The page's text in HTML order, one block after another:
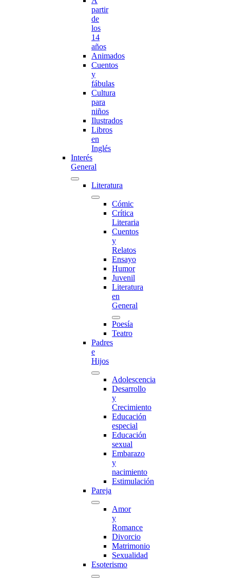
partir
de
los
14
años
Animados
Cuentos
y
fábulas
Cultura
para
niños
Ilustrados
Libros
en
Inglés
Interés
General
Literatura
Cómic
Crítica
Literaria
Cuentos
y
Relatos
Ensayo
Humor
Juvenil
Literatura
en
General
Poesía
Teatro
Padres
e
Hijos
Adolescencia
Desarrollo
y
Crecimiento
Educación
especial
Educación
sexual
Embarazo
y
nacimiento
Estimulación
Pareja
Amor
y
Romance
Divorcio
Matrimonio
Sexualidad
Esoterismo